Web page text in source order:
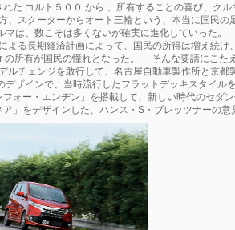
た コルト５００ から 、所有することの喜び、ク
スクーターからオート三輪という、本当に国民の
マは、数こそは多くないが確実に進化していった
よる長期経済計画によって、国民の所得は増え続
の所有が国民の憧れとなった。 そんな要請にこた
ルチェンジを敢行して、名古屋自動車製作所と京都
デザインで、当時流行したフラットデッキスタイ
ォー・エンヂン」を搭載して、新しい時代のセダ
ア」をデザインした、ハンス・S・ブレッツナーの